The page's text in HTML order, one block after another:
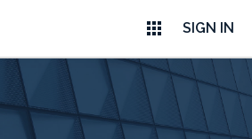
apps SIGN IN